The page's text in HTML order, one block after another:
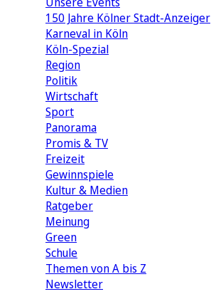
150 Jahre Kölner Stadt-Anzeiger
Karneval in Köln
Köln-Spezial
Region
Politik
Wirtschaft
Sport
Panorama
Promis & TV
Freizeit
Gewinnspiele
Kultur & Medien
Ratgeber
Meinung
Green
Schule
Themen von A bis Z
Newsletter